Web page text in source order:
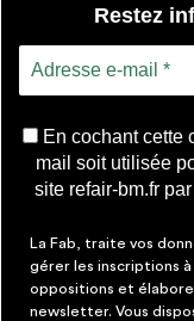
Restez
En cochant cette
mail soit utilisée
site refair-bm.fr
La Fab, traite vos
gérer les inscriptions
oppositions et
newsletter. Vous